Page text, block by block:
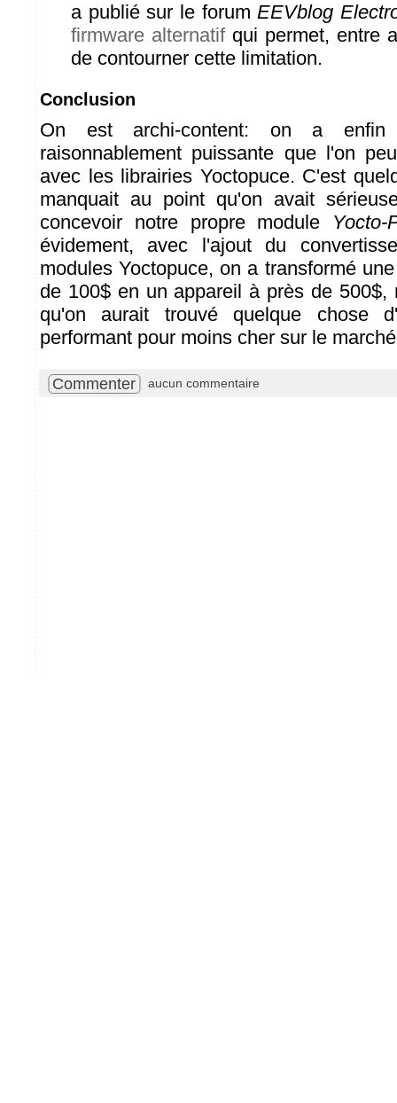
a publié sur le forumEEVblog
firmware alternatif qui permet, entre
de contourner cette limitation.
Conclusion
On est archi-content: on a enfin
raisonnablement puissante que l'on
avec les librairies Yoctopuce. C'est
manquait au point qu'on avait
concevoir notre propre module Yocto-
évidement, avec l'ajout du
modules Yoctopuce, on a transformé
de 100$ en un appareil à près de
qu'on aurait trouvé quelque chose
performant pour moins cher sur le
Commenter aucun commentaire